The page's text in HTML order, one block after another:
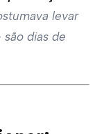
levar
dias de